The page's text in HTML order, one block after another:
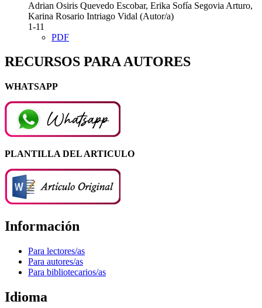
Adrian Osiris Quevedo Escobar, Erika Sofía Segovia Arturo,
Karina Rosario Intriago Vidal (Autor/a)
1-11
PDF
RECURSOS PARA AUTORES
WHATSAPP
PLANTILLA DEL ARTICULO
Información
Para lectores/as
Para autores/as
Para bibliotecarios/as
Idioma